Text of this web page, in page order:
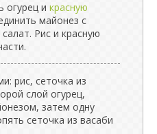
огурец и красную
майонез с
Рис и красную
рис, сеточка из
слой огурец,
затем одну
сеточка из васаби